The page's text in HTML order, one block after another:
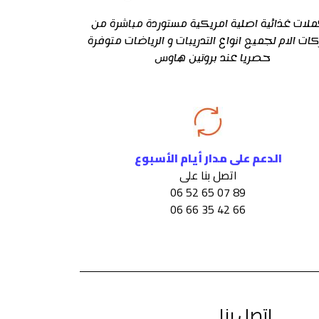
غذائية اصلية امريكية مستوردة مباشرة من
الام لجميع انواع التدريبات و الرياضات متوفرة
حصريا عند بروتين هاوس
الدعم على مدار أيام الأسبوع
اتصل بنا على
89 07 65 52 06
66 42 35 66 06